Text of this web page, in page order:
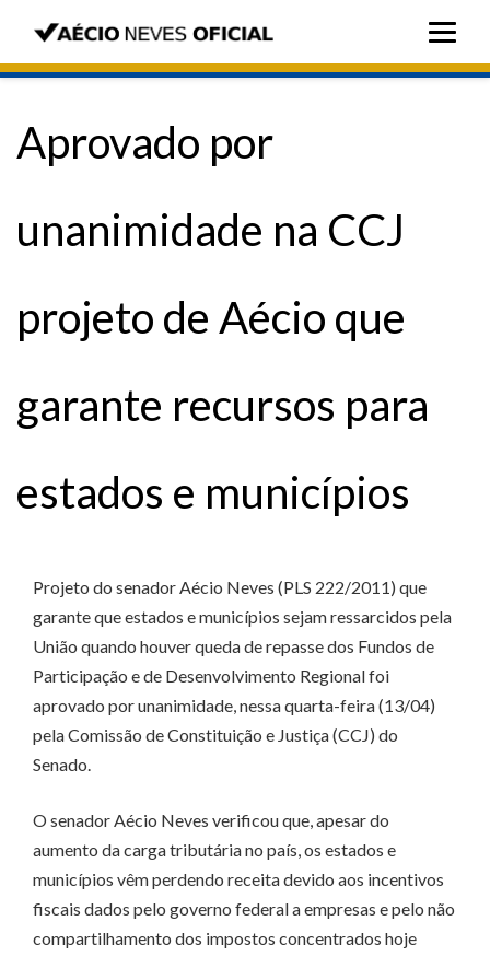
Aprovado por
unanimidade na CCJ
projeto de Aécio que
garante recursos para
estados e municípios
Projeto do senador Aécio Neves (PLS 222/2011) que
garante que estados e municípios sejam ressarcidos pela
União quando houver queda de repasse dos Fundos de
Participação e de Desenvolvimento Regional foi
aprovado por unanimidade, nessa quarta-feira (13/04)
pela Comissão de Constituição e Justiça (CCJ) do
Senado.
O senador Aécio Neves verificou que, apesar do
aumento da carga tributária no país, os estados e
municípios vêm perdendo receita devido aos incentivos
fiscais dados pelo governo federal a empresas e pelo não
compartilhamento dos impostos concentrados hoje